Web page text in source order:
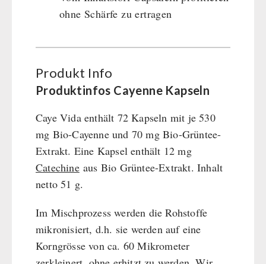
ohne Schärfe zu ertragen
Produkt Info
Produktinfos Cayenne Kapseln
Caye Vida enthält 72 Kapseln mit je 530
mg Bio-Cayenne und 70 mg Bio-Grüntee-
Extrakt. Eine Kapsel enthält 12 mg
Catechineaus Bio Grüntee-Extrakt. Inhalt
netto 51 g.
Im Mischprozess werden die Rohstoffe
mikronisiert, d.h. sie werden auf eine
Korngrösse von ca. 60 Mikrometer